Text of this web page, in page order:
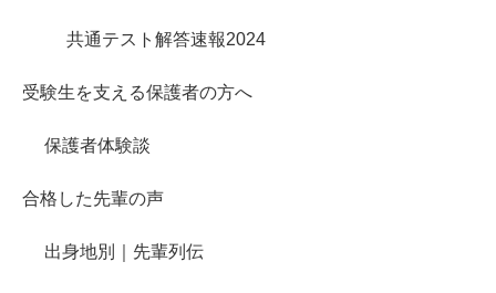
共通テスト解答速報2024
受験生を支える保護者の方へ
保護者体験談
合格した先輩の声
出身地別｜先輩列伝